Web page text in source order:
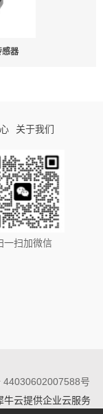
感器
关于我们
一扫加微信
44030602007588号
牛云提供企业云服务